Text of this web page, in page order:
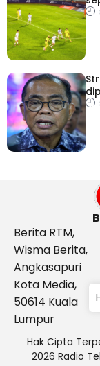
Berita RTM,
Wisma Berita,
Angkasapuri
Kota Media,
50614 Kuala
Lumpur
Hak Cipta
2026 Radio